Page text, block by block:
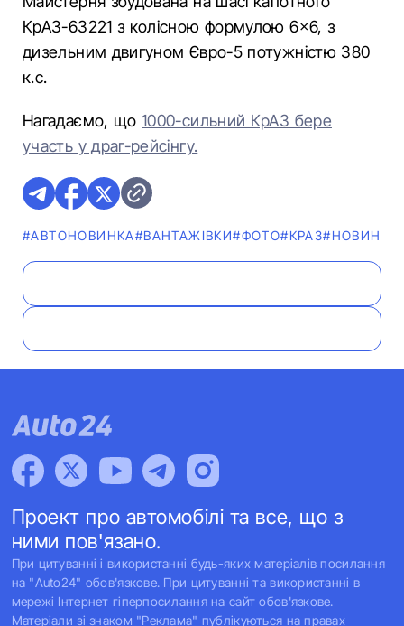
КрАЗ-63221 з колісною формулою 6×6, з
дизельним двигуном Євро-5 потужністю 380
к.с.
Нагадаємо, що1000-сильний КрАЗ бере
участь у драг-рейсінгу.
#АВТОНОВИНКА#ВАНТАЖІВКИ#ФОТО#КРАЗ#НОВИНИ
Проект про автомобілі та все, що з
ними пов'язано.
При цитуванні і використанні будь-яких матеріалів посилання
на "Auto24" обов'язкове. При цитуванні та використанні в
мережі Інтернет гіперпосилання на сайт обов'язкове.
Матеріали зі знаком "Реклама" публікуються на правах